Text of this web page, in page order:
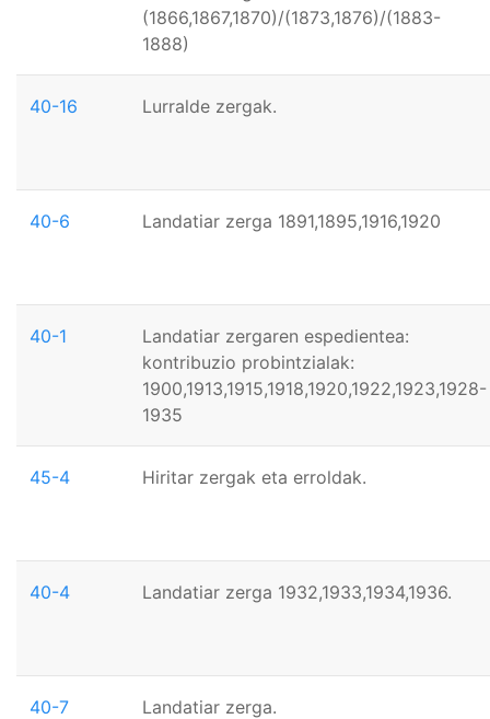
(1866,1867,1870)/(1873,1876)/(1883-
1888)
40-16 Lurralde zergak.
40-6 Landatiar zerga 1891,1895,1916,1920
40-1
Landatiar zergaren espedientea:
kontribuzio probintzialak:
1900,1913,1915,1918,1920,1922,1923,1928-
1935
45-4 Hiritar zergak eta erroldak.
40-4 Landatiar zerga 1932,1933,1934,1936.
40-7 Landatiar zerga.